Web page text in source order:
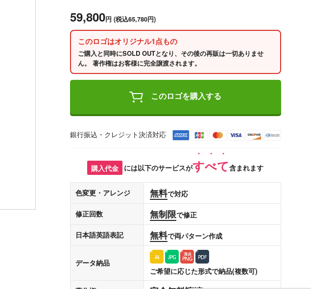
59,800円 (税込65,780円)
このロゴはオリジナル1点もの
ご購入と同時にSOLD OUTとなり、その後の再販は一切ありませ
ん。 著作権はお客様に完全譲渡されます。
このロゴを購入する
銀行振込・クレジット決済対応
購入代金 には以下のサービスがすべて含まれます
色変更・アレンジ 無料で対応
修正回数 無制限で修正
日本語英語表記 無料で両パターン作成
データ納品
ご希望に応じた形式で納品(複数可)